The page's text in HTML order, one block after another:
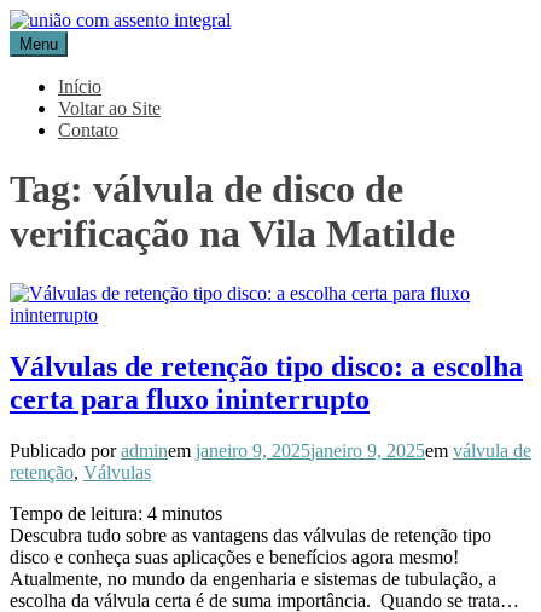
Pular
para
o
conteúdo
Blog Aceflan
Líder em Acessórios Industriais
Menu
Início
Voltar ao Site
Contato
Tag: válvula de disco de
verificação na Vila Matilde
Válvulas de retenção tipo disco: a escolha
certa para fluxo ininterrupto
Publicado poradminem janeiro 9, 2025janeiro 9, 2025em válvula de
retenção, Válvulas
Tempo de leitura: 4 minutos
Descubra tudo sobre as vantagens das válvulas de retenção tipo
disco e conheça suas aplicações e benefícios agora mesmo!
Atualmente, no mundo da engenharia e sistemas de tubulação, a
escolha da válvula certa é de suma importância. Quando se trata…